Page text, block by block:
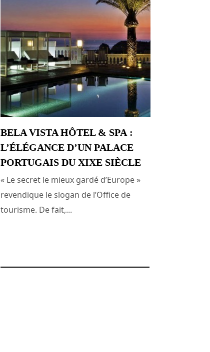
BELA VISTA HÔTEL & SPA :
L’ÉLÉGANCE D’UN PALACE
PORTUGAIS DU XIXE SIÈCLE
« Le secret le mieux gardé d’Europe »
revendique le slogan de l’Office de
tourisme. De fait,...